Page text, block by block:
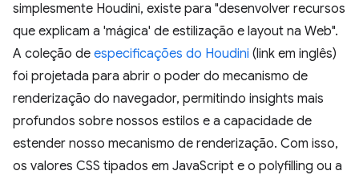
simplesmente Houdini, existe para "desenvolver recursos
que explicam a 'mágica' de estilização e layout na Web".
A coleção de especificações do Houdini (link em inglês)
foi projetada para abrir o poder do mecanismo de
renderização do navegador, permitindo insights mais
profundos sobre nossos estilos e a capacidade de
estender nosso mecanismo de renderização. Com isso,
os valores CSS tipados em JavaScript e o polyfilling ou a